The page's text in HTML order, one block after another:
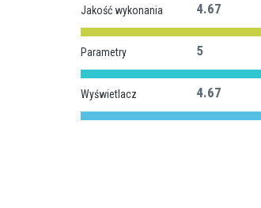
Jakość wykonania 4.67
Parametry 5
Wyświetlacz 4.67